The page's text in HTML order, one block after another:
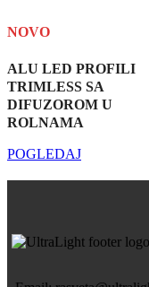
NOVO
ALU LED PROFILI
TRIMLESS SA
DIFUZOROM U
ROLNAMA
POGLEDAJ